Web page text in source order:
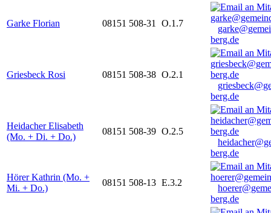
Garke Florian 08151 508-31 O.1.7
berg.de
Griesbeck Rosi 08151 508-38 O.2.1
berg.de
Heidacher Elisabeth
(Mo. + Di. + Do.)
08151 508-39 O.2.5
berg.de
Hörer Kathrin (Mo. +
Mi. + Do.)
08151 508-13 E.3.2
berg.de